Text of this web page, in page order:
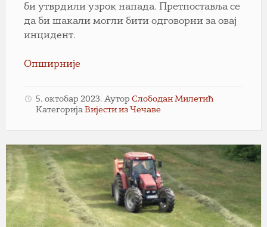
би утврдили узрок напада. Претпоставља се
да би шакали могли бити одговорни за овај
инцидент.
Опширније
5. октобар 2023. Аутор Слободан Милетић
Категорија Вијести из Чечаве